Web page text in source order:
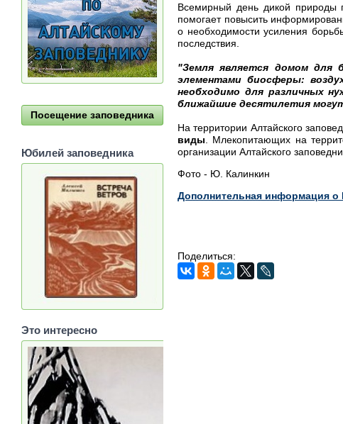
Всемирный день дикой природы
помогает повысить
о необходимости усиления
последствия.
"Земля является домом для
элементами биосферы:
необходимо для различных
ближайшие десятилетия
На территории Алтайского
виды . Млекопитающих на
организации Алтайского
Фото - Ю. Калинкин
Дополнительная информация
Поделиться:
Посещение заповедника
Юбилей заповедника
Это интересно